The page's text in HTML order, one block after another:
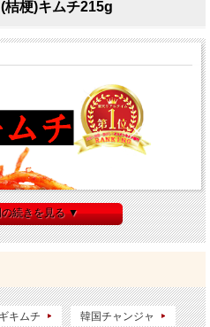
(桔梗)キムチ215g
続きを見る ▼
キムチ 韓国チャンジャ